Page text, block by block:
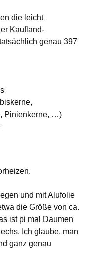
die leicht
Kaufland-
genau 397
Pinienkerne, …)
und mit Alufolie
die Größe von ca.
ist pi mal Daumen
Ich glaube, man
ganz genau